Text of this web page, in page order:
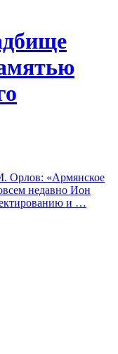
Орлов: «Армянское
недавно Ион
и …